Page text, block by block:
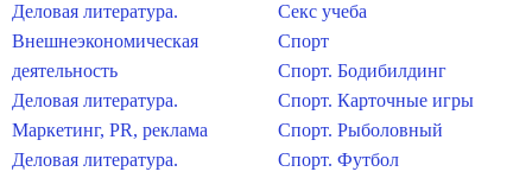
Деловая литература.
Внешнеэкономическая
деятельность
Деловая литература.
Маркетинг, PR, реклама
Деловая литература.
Секс учеба
Спорт
Спорт. Бодибилдинг
Спорт. Карточные игры
Спорт. Рыболовный
Спорт. Футбол